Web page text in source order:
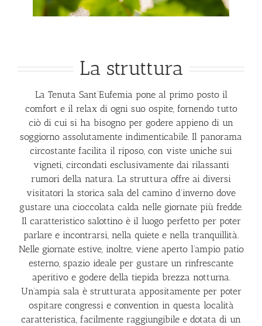
La struttura
La Tenuta Sant’Eufemia pone al primo posto il
comfort e il relax di ogni suo ospite, fornendo tutto
ciò di cui si ha bisogno per godere appieno di un
soggiorno assolutamente indimenticabile. Il panorama
circostante facilita il riposo, con viste uniche sui
vigneti, circondati esclusivamente dai rilassanti
rumori della natura. La struttura offre ai diversi
visitatori la storica sala del camino d’inverno dove
gustare una cioccolata calda nelle giornate più fredde.
Il caratteristico salottino è il luogo perfetto per poter
parlare e incontrarsi, nella quiete e nella tranquillità.
Nelle giornate estive, inoltre, viene aperto l’ampio patio
esterno, spazio ideale per gustare un rinfrescante
aperitivo e godere della tiepida brezza notturna.
Un’ampia sala è strutturata appositamente per poter
ospitare congressi e convention in questa località
caratteristica, facilmente raggiungibile e dotata di un